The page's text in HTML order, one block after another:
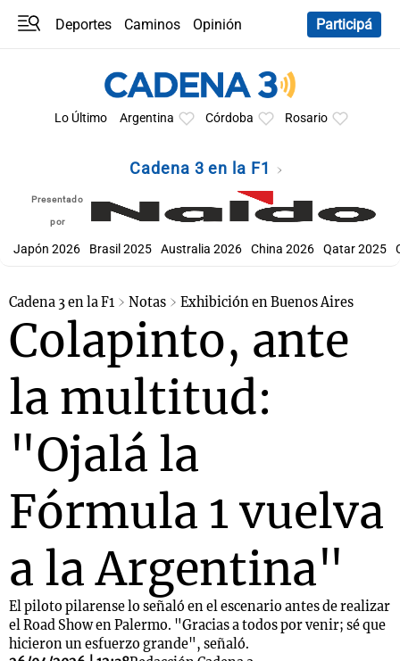
Deportes Caminos
Opinión
Participá
Lo Último Argentina Córdoba Rosario
Cadena 3 en la F1
Presentado
por
Japón 2026 Brasil 2025 Australia 2026 China 2026 Qatar 2025
Cadena 3 en la F1 Notas Exhibición en Buenos Aires
Colapinto, ante
la multitud:
"Ojalá la
Fórmula 1 vuelva
a la Argentina"
El piloto pilarense lo señaló en el escenario antes de realizar
el Road Show en Palermo. "Gracias a todos por venir; sé que
hicieron un esfuerzo grande", señaló.